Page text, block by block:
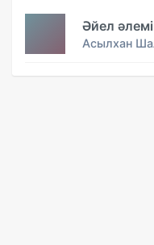
Әйел әлемі
Асылхан